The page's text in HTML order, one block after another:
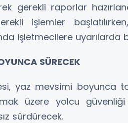
gerekli raporlar
işlemler
işletmecilere uyarılarda
SÜRECEK
yaz mevsimi boyunca
üzere yolcu
sürdürecek.